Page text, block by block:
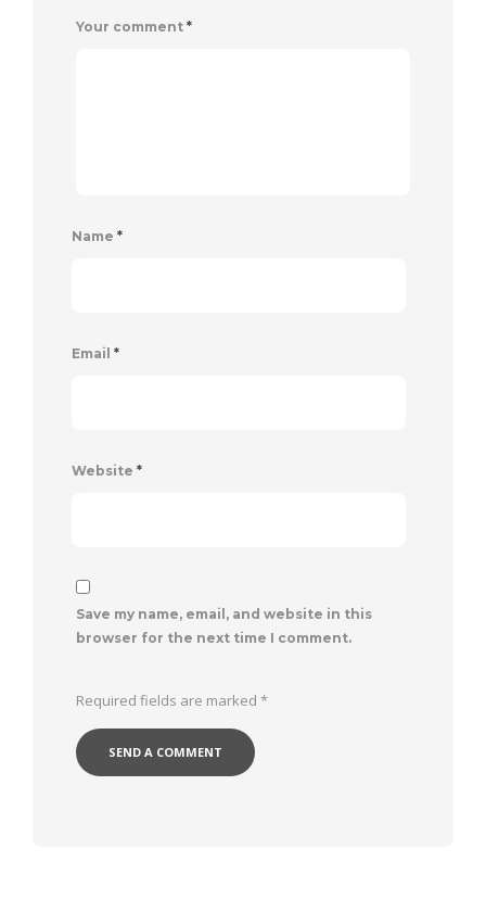
Your comment *
Name *
Email *
Website *
Save my name, email, and website in this
browser for the next time I comment.
Required fields are marked *